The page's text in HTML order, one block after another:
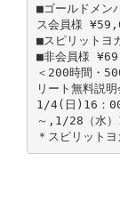
■ゴールドメン
ス会員様
■スピリット
■非会員様
＜200時間・
リート無料説明
1/4(日)16：
～,1/28（水）